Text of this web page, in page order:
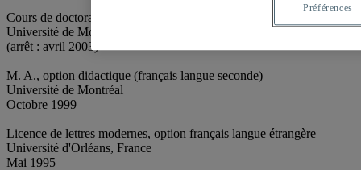
Cours de doctorat en didactique (français langue seconde)
Université de Montréal
(arrêt : avril 2003)
M. A., option didactique (français langue seconde)
Université de Montréal
Octobre 1999
Licence de lettres modernes, option français langue étrangère
Université d'Orléans, France
Mai 1995
Préférences